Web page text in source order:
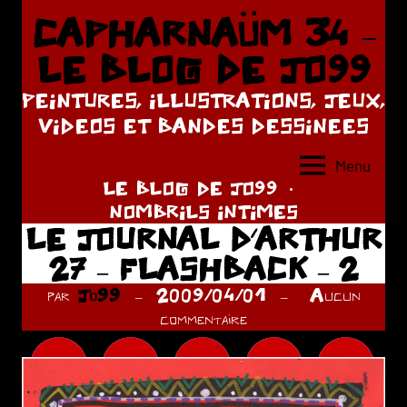
Aller
contenu
CAPHARNAÜM 34 –
LE BLOG DE JO99
PEINTURES, ILLUSTRATIONS, JEUX,
VIDEOS ET BANDES DESSINEES
Menu
LE BLOG DE JO99
NOMBRILS INTIMES
LE JOURNAL D’ARTHUR
27 – FLASHBACK – 2
par Jo99 2009/04/01
Aucun
commentaire